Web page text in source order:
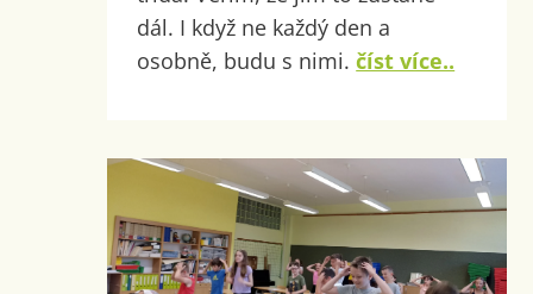
dál. I když ne každý den a
osobně, budu s nimi.číst více..